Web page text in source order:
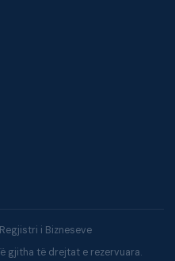
i Bizneseve
gjitha të drejtat e rezervuara.